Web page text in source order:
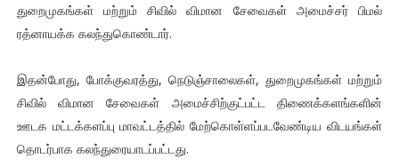
துறைமுகங்கள் மற்றும் சிவில் விமான சேவைகள் அமைச்சர் பிமல்
ரத்னாயக்க கலந்துகொண்டார்.
இதன்போது, போக்குவரத்து, நெடுஞ்சாலைகள், துறைமுகங்கள் மற்றும்
சிவில் விமான சேவைகள் அமைச்சிற்குட்பட்ட திணைக்களங்களின்
ஊடக மட்டக்களப்பு மாவட்டத்தில் மேற்கொள்ளப்படவேண்டிய விடயங்கள்
தொடர்பாக கலந்துரையாடப்பட்டது.